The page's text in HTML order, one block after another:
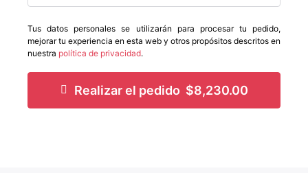
Tus datos personales se utilizarán para procesar tu pedido,
mejorar tu experiencia en esta web y otros propósitos descritos en
nuestra política de privacidad.
Realizar el pedido $8,230.00